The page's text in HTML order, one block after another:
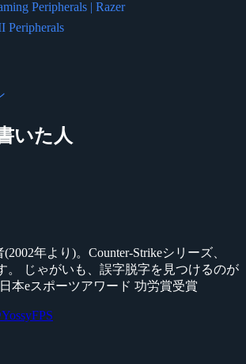
Peripherals | Razer
Peripherals
いた人
年より)。Counter-Strikeシリーズ、
。 じゃがいも、誤字脱字を見つけるのが
本eスポーツアワード 功労賞受賞